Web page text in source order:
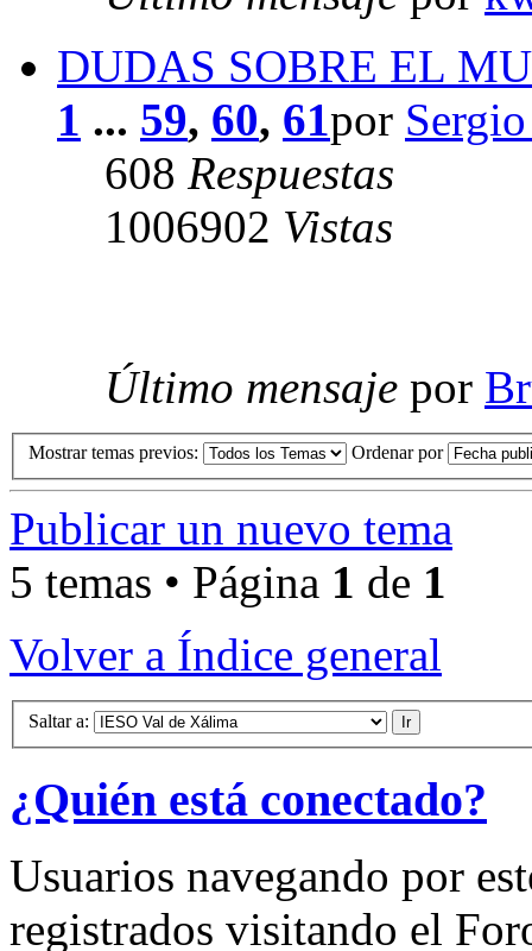
DUDAS SOBRE EL
1 ... 59, 60, 61por
608 Respuestas
1006902 Vistas
Último mensaje por
Mostrar temas previos: Ordenar por
Publicar un nuevo tema
5 temas • Página 1 de 1
Volver a Índice general
Saltar a:
¿Quién está conectado?
Usuarios navegando por
registrados visitando el